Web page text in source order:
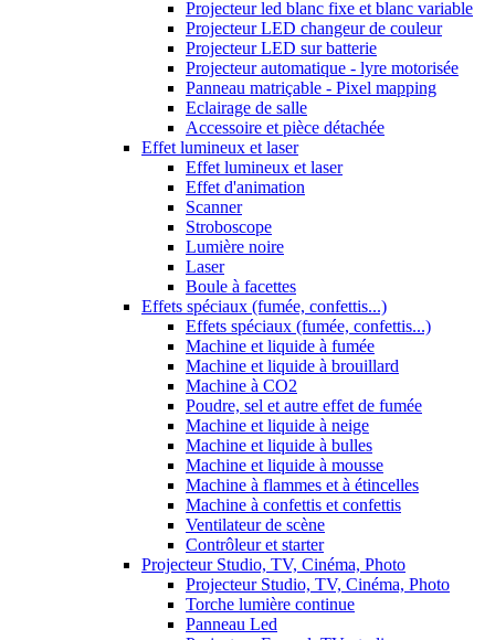
Projecteur led blanc fixe et blanc variable
Projecteur LED changeur de couleur
Projecteur LED sur batterie
Projecteur automatique - lyre motorisée
Panneau matriçable - Pixel mapping
Eclairage de salle
Accessoire et pièce détachée
Effet lumineux et laser
Effet lumineux et laser
Effet d'animation
Scanner
Stroboscope
Lumière noire
Laser
Boule à facettes
Effets spéciaux (fumée, confettis...)
Effets spéciaux (fumée, confettis...)
Machine et liquide à fumée
Machine et liquide à brouillard
Machine à CO2
Poudre, sel et autre effet de fumée
Machine et liquide à neige
Machine et liquide à bulles
Machine et liquide à mousse
Machine à flammes et à étincelles
Machine à confettis et confettis
Ventilateur de scène
Contrôleur et starter
Projecteur Studio, TV, Cinéma, Photo
Projecteur Studio, TV, Cinéma, Photo
Torche lumière continue
Panneau Led